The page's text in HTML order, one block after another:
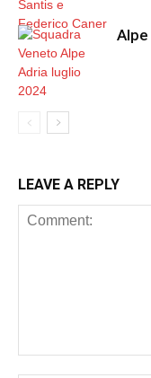
LEAVE A REPLY